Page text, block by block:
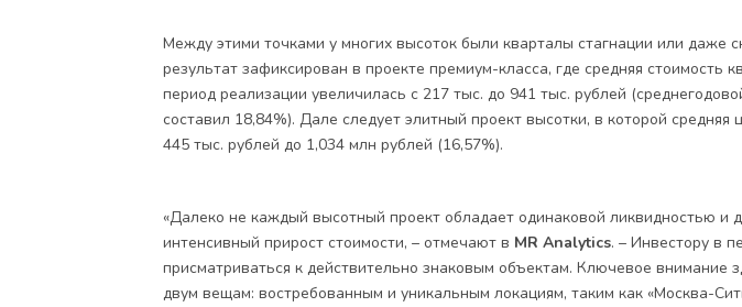
Между этими точками у многих высоток были кварталы стагнации или даже
результат зафиксирован в проекте премиум-класса, где средняя стоимость
период реализации увеличилась с 217 тыс. до 941 тыс. рублей
составил 18,84%). Дале следует элитный проект высотки, в которой средняя
445 тыс. рублей до 1,034 млн рублей (16,57%).
«Далеко не каждый высотный проект обладает одинаковой ликвидностью и
интенсивный прирост стоимости, – отмечают в MR Analytics. – Инвестору в
присматриваться к действительно знаковым объектам. Ключевое внимание
двум вещам: востребованным и уникальным локациям, таким как «Москва-